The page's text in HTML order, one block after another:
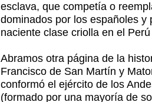
esclava, que competía o
dominados por los españoles
naciente clase criolla en el
Abramos otra página de la
Francisco de San Martín y
conformó el ejército de los
(formado por una mayoría de